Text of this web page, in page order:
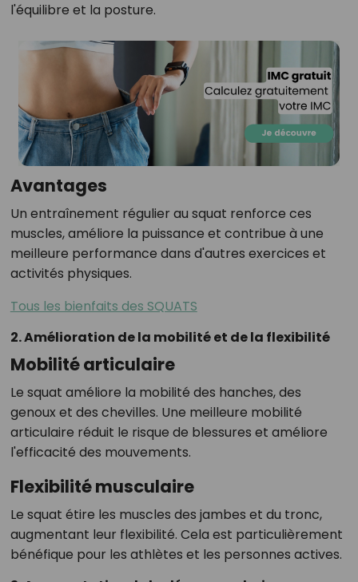
l'équilibre et la posture.
Avantages
Un entraînement régulier au squat renforce ces
muscles, améliore la puissance et contribue à une
meilleure performance dans d'autres exercices et
activités physiques.
Tous les bienfaits des SQUATS
2. Amélioration de la mobilité et de la flexibilité
Mobilité articulaire
Le squat améliore la mobilité des hanches, des
genoux et des chevilles. Une meilleure mobilité
articulaire réduit le risque de blessures et améliore
l'efficacité des mouvements.
Flexibilité musculaire
Le squat étire les muscles des jambes et du tronc,
augmentant leur flexibilité. Cela est particulièrement
bénéfique pour les athlètes et les personnes actives.